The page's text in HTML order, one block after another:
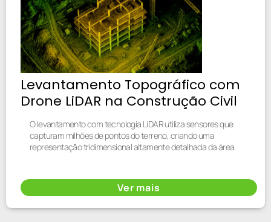
Levantamento Topográfico com
Drone LiDAR na Construção Civil
O levantamento com tecnologia LiDAR utiliza sensores que
capturam milhões de pontos do terreno, criando uma
representação tridimensional altamente detalhada da área.
Ver mais